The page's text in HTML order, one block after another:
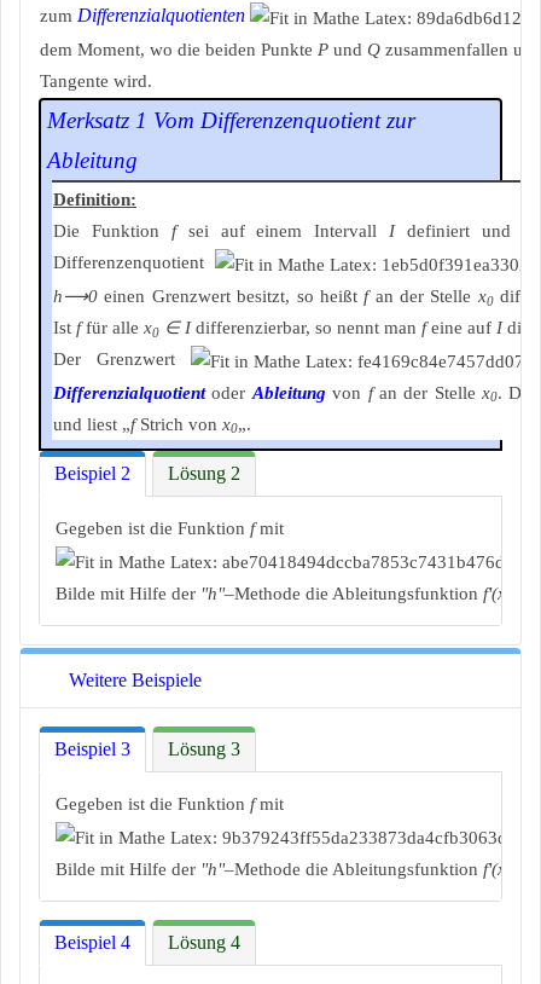
zum Differenzialquotienten
dem Moment, wo die beiden Punkte P und Q zusammenfallen
Tangente wird.
Merksatz 1 Vom Differenzenquotient zur
Ableitung
Definition:
Die Funktion fsei auf einem IntervallIdefiniert und
Differenzenquotient
h⟶0 einen Grenzwert besitzt, so heißtfan der Stelle x0
Ist ffür alle x0 ∈ Idifferenzierbar, so nennt man feine auf I
Der Grenzwert
Differenzialquotientoder Ableitung von fan der Stellex0.
und liest „fStrich von x0„.
Beispiel 2 Lösung 2
Gegeben ist die Funktion fmit
Bilde mit Hilfe der "h"–Methode die Ableitungsfunktion f'(x)
Weitere Beispiele
Beispiel 3 Lösung 3
Gegeben ist die Funktion fmit
Bilde mit Hilfe der "h"–Methode die Ableitungsfunktion f'(x)
Beispiel 4 Lösung 4